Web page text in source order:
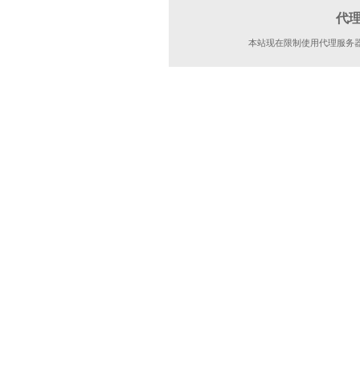
代
本站现在限制使用代理服务